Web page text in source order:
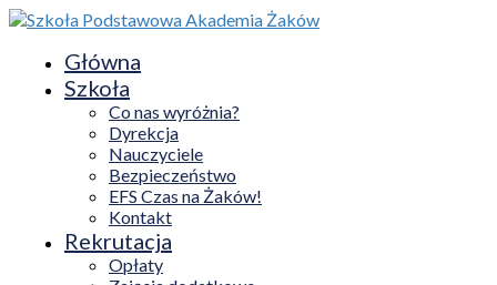
Główna
Szkoła
Co nas wyróżnia?
Dyrekcja
Nauczyciele
Bezpieczeństwo
EFS Czas na Żaków!
Kontakt
Rekrutacja
Opłaty